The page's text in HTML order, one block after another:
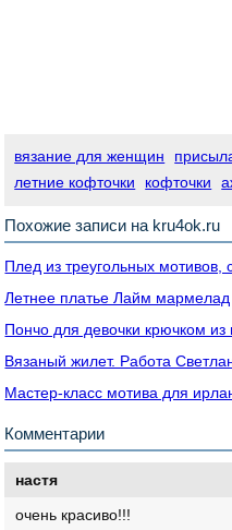
вязание для женщин
летние кофточки
кофточки
Похожие записи на kru4ok.ru
Плед из треугольных
Летнее платье Лайм мармелад
Пончо для девочки крючком
Вязаный жилет. Работа
Мастер-класс мотива для
Комментарии
настя
очень красиво!!!